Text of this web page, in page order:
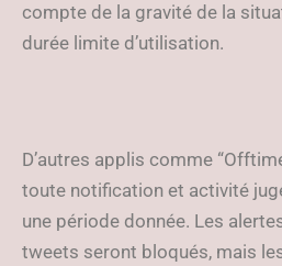
compte de la gravité de la
durée limite d’utilisation.
D’autres applis comme
toute notification et activité
une période donnée. Les
tweets seront bloqués, mais